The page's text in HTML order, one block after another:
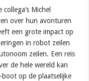
Michel
over hun avonturen
een grote impact op
in robot zeilen
zeilen. Een reis
de hele wereld kan
op de plaatselijke